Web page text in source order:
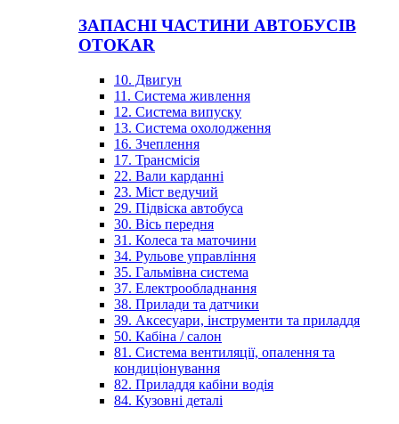
ЗАПАСНІ ЧАСТИНИ АВТОБУСІВ
OTOKAR
10. Двигун
11. Система живлення
12. Система випуску
13. Система охолодження
16. Зчеплення
17. Трансмісія
22. Вали карданні
23. Міст ведучий
29. Підвіска автобуса
30. Вісь передня
31. Колеса та маточини
34. Рульове управління
35. Гальмівна система
37. Електрообладнання
38. Прилади та датчики
39. Аксесуари, інструменти та приладдя
50. Кабіна / салон
81. Система вентиляції, опалення та
кондиціонування
82. Приладдя кабіни водія
84. Кузовні деталі